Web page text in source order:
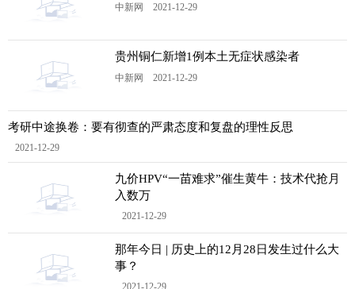
中新网 2021-12-29
贵州铜仁新增1例本土无症状感染者
中新网 2021-12-29
考研中途换卷：要有彻查的严肃态度和复盘的理性反思
2021-12-29
九价HPV“一苗难求”催生黄牛：技术代抢月
入数万
2021-12-29
那年今日 | 历史上的12月28日发生过什么大
事？
2021-12-29